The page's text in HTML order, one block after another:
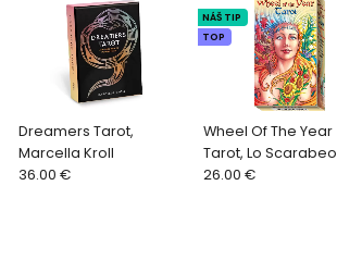
Dreamers Tarot,
Marcella Kroll
36.00 €
Wheel Of The Year
Tarot, Lo Scarabeo
NÁŠ TIP
TOP
26.00 €